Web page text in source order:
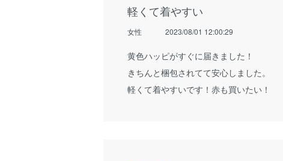
軽くて着やすい
女性 2023/08/01 12:00:29
黄色ハッピがすぐに届きました！
きちんと梱包されてて安心しました。
軽くて着やすいです！赤も買いたい！